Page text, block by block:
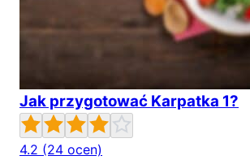
Jak przygotować Karpatka 1?
4.2 (24 ocen)